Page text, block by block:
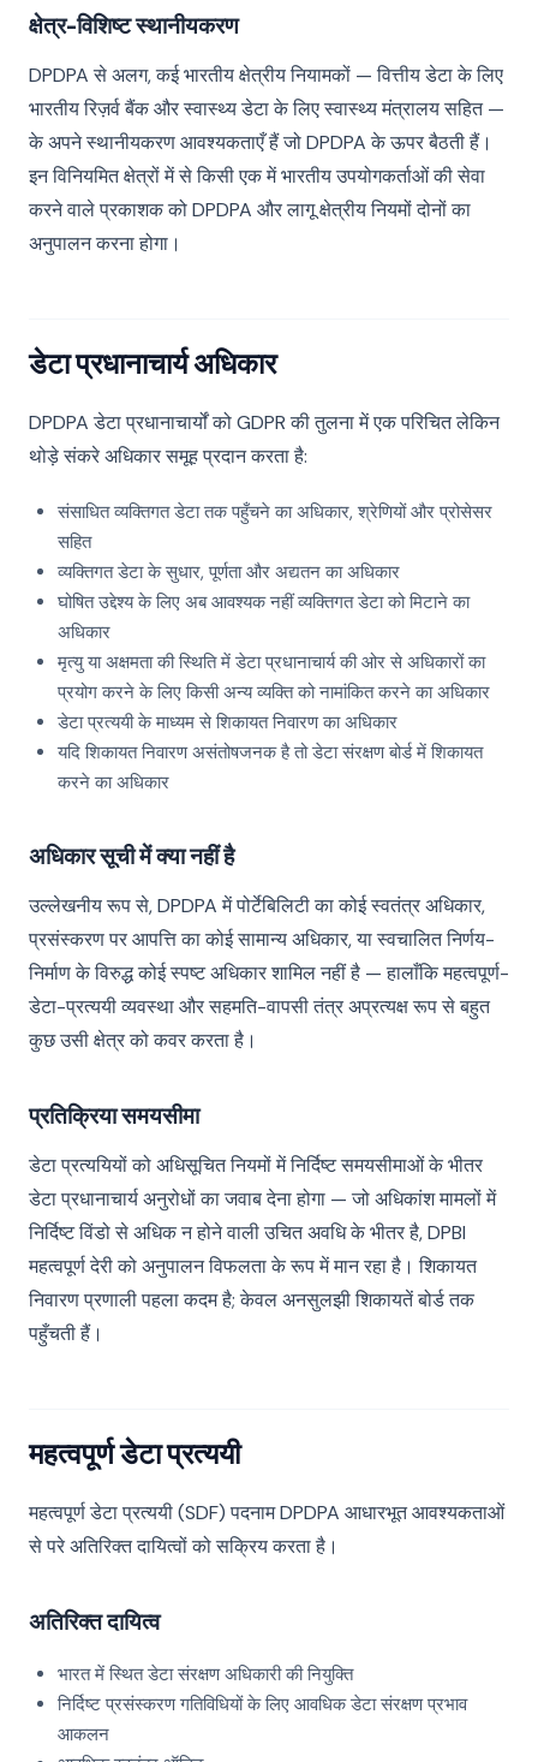
क्षेत्र-विशिष्ट स्थानीयकरण
DPDPA से अलग, कई भारतीय क्षेत्रीय नियामकों — वित्तीय डेटा के लिए
भारतीय रिज़र्व बैंक और स्वास्थ्य डेटा के लिए स्वास्थ्य मंत्रालय सहित —
के अपने स्थानीयकरण आवश्यकताएँ हैं जो DPDPA के ऊपर बैठती हैं।
इन विनियमित क्षेत्रों में से किसी एक में भारतीय उपयोगकर्ताओं की सेवा
करने वाले प्रकाशक को DPDPA और लागू क्षेत्रीय नियमों दोनों का
अनुपालन करना होगा।
डेटा प्रधानाचार्य अधिकार
DPDPA डेटा प्रधानाचार्यों को GDPR की तुलना में एक परिचित लेकिन
थोड़े संकरे अधिकार समूह प्रदान करता है:
संसाधित व्यक्तिगत डेटा तक पहुँचने का अधिकार, श्रेणियों और प्रोसेसर
सहित
व्यक्तिगत डेटा के सुधार, पूर्णता और अद्यतन का अधिकार
घोषित उद्देश्य के लिए अब आवश्यक नहीं व्यक्तिगत डेटा को मिटाने का
अधिकार
मृत्यु या अक्षमता की स्थिति में डेटा प्रधानाचार्य की ओर से अधिकारों का
प्रयोग करने के लिए किसी अन्य व्यक्ति को नामांकित करने का अधिकार
डेटा प्रत्ययी के माध्यम से शिकायत निवारण का अधिकार
यदि शिकायत निवारण असंतोषजनक है तो डेटा संरक्षण बोर्ड में शिकायत
करने का अधिकार
अधिकार सूची में क्या नहीं है
उल्लेखनीय रूप से, DPDPA में पोर्टेबिलिटी का कोई स्वतंत्र अधिकार,
प्रसंस्करण पर आपत्ति का कोई सामान्य अधिकार, या स्वचालित निर्णय-
निर्माण के विरुद्ध कोई स्पष्ट अधिकार शामिल नहीं है — हालाँकि महत्वपूर्ण-
डेटा-प्रत्ययी व्यवस्था और सहमति-वापसी तंत्र अप्रत्यक्ष रूप से बहुत
कुछ उसी क्षेत्र को कवर करता है।
प्रतिक्रिया समयसीमा
डेटा प्रत्ययियों को अधिसूचित नियमों में निर्दिष्ट समयसीमाओं के भीतर
डेटा प्रधानाचार्य अनुरोधों का जवाब देना होगा — जो अधिकांश मामलों में
निर्दिष्ट विंडो से अधिक न होने वाली उचित अवधि के भीतर है, DPBI
महत्वपूर्ण देरी को अनुपालन विफलता के रूप में मान रहा है। शिकायत
निवारण प्रणाली पहला कदम है; केवल अनसुलझी शिकायतें बोर्ड तक
पहुँचती हैं।
महत्वपूर्ण डेटा प्रत्ययी
महत्वपूर्ण डेटा प्रत्ययी (SDF) पदनाम DPDPA आधारभूत आवश्यकताओं
से परे अतिरिक्त दायित्वों को सक्रिय करता है।
अतिरिक्त दायित्व
भारत में स्थित डेटा संरक्षण अधिकारी की नियुक्ति
निर्दिष्ट प्रसंस्करण गतिविधियों के लिए आवधिक डेटा संरक्षण प्रभाव
आकलन